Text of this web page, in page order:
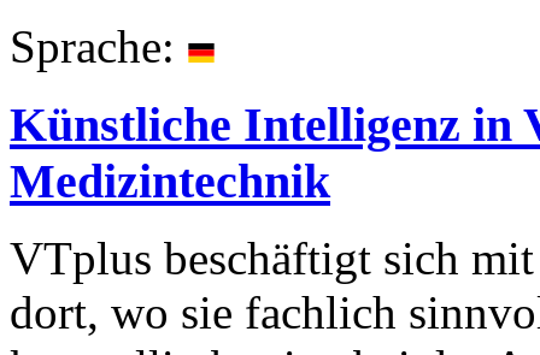
Sprache:
Künstliche Intelligenz in
Medizintechnik
VTplus beschäftigt sich
dort, wo sie fachlich